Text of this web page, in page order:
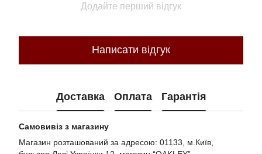
Додайте перший відгук
Написати відгук
Доставка Оплата Гарантія
Самовивіз з магазину
Магазин розташований за адресою: 01133, м.Київ,